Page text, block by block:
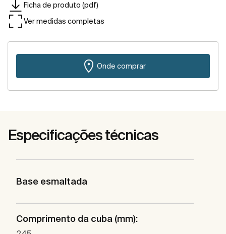
Ficha de produto (pdf)
Ver medidas completas
Onde comprar
Especificações técnicas
Base esmaltada
Comprimento da cuba (mm):